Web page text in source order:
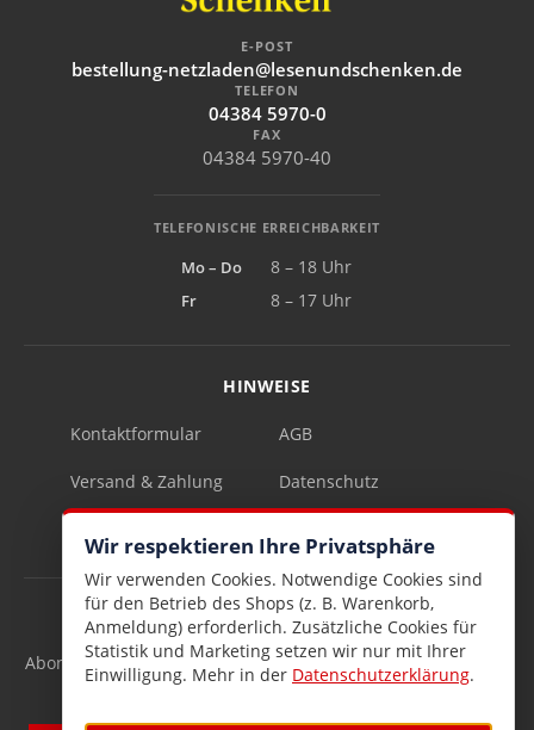
E-POST
bestellung-netzladen@lesenundschenken.de
TELEFON
04384 5970-0
FAX
04384 5970-40
TELEFONISCHE ERREICHBARKEIT
Mo – Do
8 – 18 Uhr
Fr
8 – 17 Uhr
HINWEISE
Kontaktformular AGB
Versand & Zahlung Datenschutz
INFOBRIEF
Abonnieren Sie den kostenlosen Lesen & Schenken-Infobrief
und verpassen Sie keine Neuigkeiten mehr.
Wir respektieren Ihre Privatsphäre
Wir verwenden Cookies. Notwendige Cookies sind
für den Betrieb des Shops (z. B. Warenkorb,
Anmeldung) erforderlich. Zusätzliche Cookies für
Statistik und Marketing setzen wir nur mit Ihrer
Einwilligung. Mehr in der Datenschutzerklärung.